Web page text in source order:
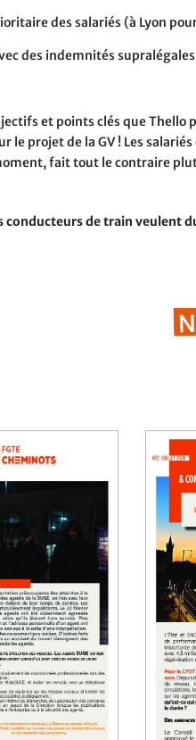
des salariés (à Lyon
des indemnités
et points clés que
le projet de la GV ! Les
fait tout le contraire
conducteurs de train veulent